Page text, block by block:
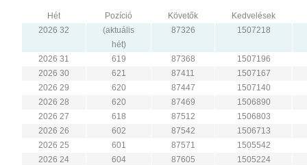
Hét Pozíció Követők
Kedvelések
2026 32
(aktuális
hét)
87326 1507218
2026 31 619 87368
1507196
2026 30
621 87411
1507167
2026 29
620 87447
1507140
2026 28
620 87469
1506890
2026 27
618 87512
1506803
2026 26
602 87542
1506713
2026 25
601 87571
1505542
2026 24
604 87605
1505224